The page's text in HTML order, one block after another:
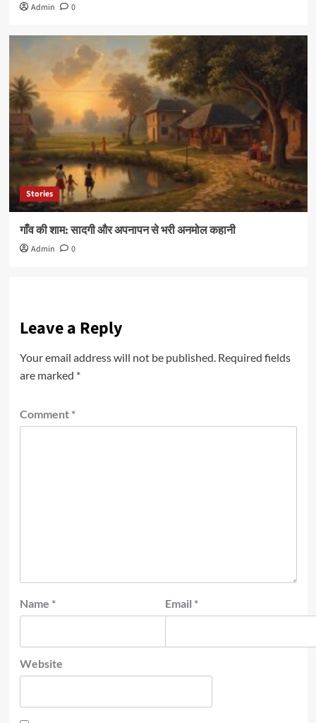
Admin 0
Stories
गाँव की शाम: सादगी और अपनापन से भरी अनमोल कहानी
Admin 0
Leave a Reply
Your email address will not be published. Required fields
are marked *
Comment *
Name * Email *
Website